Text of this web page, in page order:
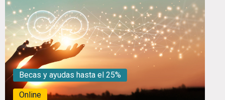
Online
Becas y ayudas hasta el 25%